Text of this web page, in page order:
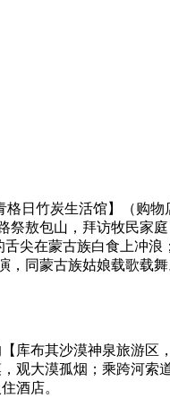
日竹炭生活馆】（购
敖包山，拜访牧民家
在蒙古族白食上冲
，同蒙古族姑娘载歌载
布其沙漠神泉旅游区
大漠孤烟；乘跨河索
酒店。